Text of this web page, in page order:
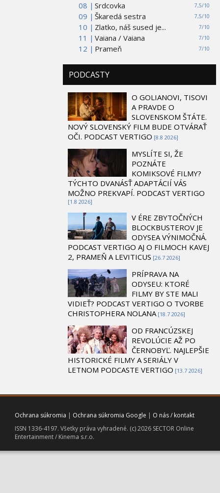
08 |
7,5/10
Srdcovka
09 |
7,5/10
Škaredá sestra
10 |
7/10
Zlatko, náš sused je...
11 |
7/10
Vaiana / Vaiana
12 |
7/10
Prameň
PODCASTY
O GOLIANOVI, TISOVI
A PRAVDE O
SLOVENSKOM ŠTÁTE.
NOVÝ SLOVENSKÝ FILM BUDE OTVÁRAŤ
OČI. PODCAST VERTIGO [8.8 2026]
MYSLÍTE SI, ŽE
POZNÁTE
KOMIKSOVÉ FILMY?
TÝCHTO DVANÁSŤ ADAPTÁCIÍ VÁS
MOŽNO PREKVAPÍ. PODCAST VERTIGO
[1.8 2026]
V ÉRE ZBYTOČNÝCH
BLOCKBUSTEROV JE
ODYSEA VÝNIMOČNÁ.
PODCAST VERTIGO AJ O FILMOCH KAVEJ
2, PRAMEŇ A LEVITICUS [26.7 2026]
PRÍPRAVA NA
ODYSEU: KTORÉ
FILMY BY STE MALI
VIDIEŤ? PODCAST VERTIGO O TVORBE
CHRISTOPHERA NOLANA [18.7 2026]
OD FRANCÚZSKEJ
REVOLÚCIE AŽ PO
ČERNOBYĽ. NAJLEPŠIE
HISTORICKÉ FILMY A SERIÁLY V
LETNOM PODCASTE VERTIGO [13.7 2026]
Ochrana súkromia | Ochrana súkromia Google | O nás / kontakt
ISSN 1336-4197. Všetky práva vyhradené. (c) 2026 SECTOR Online
Entertainment / Kinema s.r.o.